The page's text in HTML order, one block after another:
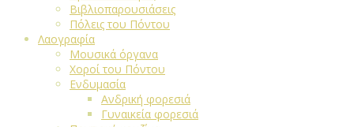
Βιβλιοπαρουσιάσεις
Πόλεις του Πόντου
Λαογραφία
Μουσικά όργανα
Χοροί του Πόντου
Ενδυμασία
Ανδρική φορεσιά
Γυναικεία φορεσιά